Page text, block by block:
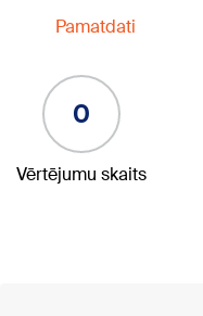
Pamatdati
0
Vērtējumu skaits